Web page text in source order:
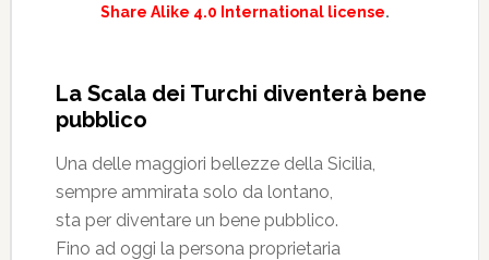
Share Alike 4.0 International license.
La Scala dei Turchi diventerà bene
pubblico
Una delle maggiori bellezze della Sicilia,
sempre ammirata solo da lontano,
sta per diventare un bene pubblico.
Fino ad oggi la persona proprietaria